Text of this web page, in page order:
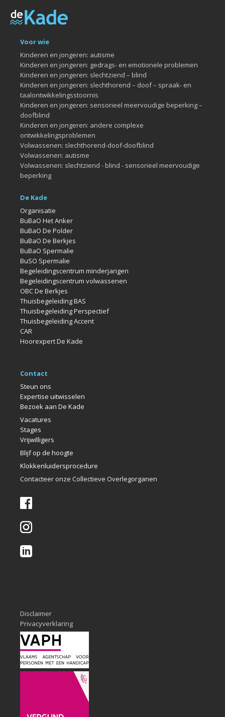
Voor wie
Kinderen en jongeren: autisme
Kinderen en jongeren: gedrags- en emotionele problemen
Kinderen en jongeren: slechtziend – blind
Kinderen en jongeren: slechthorend – doof – spraak- en
taalontwikkelingsstoornis
Kinderen en jongeren: sensorieel meervoudige beperking –
doofblind
Kinderen en jongeren: andere complexe
ontwikkelingsproblemen
Volwassenen: slechthorend-doof-doofblind
Volwassenen: autisme
Volwassenen: slechtziend - blind - sensorieel meervoudige
beperking
De Kade
Organisatie
BuBaO Het Anker
BuBaO De Polder
BuBaO De Berkjes
BuBaO Spermalie
BuSO Spermalie
Begeleidingscentrum minderjarigen
Begeleidingscentrum volwassenen
OBC De Berkjes
Thuisbegeleiding BAS
Thuisbegeleiding Perspectief
Thuisbegeleiding Accent
CAR
Hoorexpert De Kade
Contact
Steun ons
Expertise uitwisselen
Bezoek aan De Kade
Vacatures
Stages
Vrijwilligers
Blijf op de hoogte
Klokkenluidersprocedure
Contacteer onze Collectieve Overlegorganen
Disclaimer
Privacyverklaring